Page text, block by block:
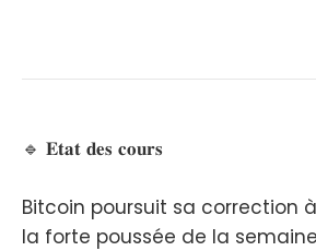
🔹 𝐄𝐭𝐚𝐭 𝐝𝐞𝐬 𝐜𝐨𝐮𝐫𝐬
Bitcoin poursuit sa correction à
la forte poussée de la